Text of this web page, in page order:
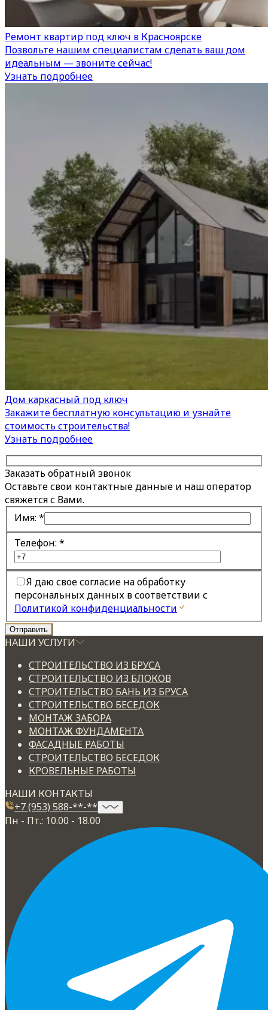
Ремонт квартир под ключ в Красноярске
Позвольте нашим специалистам сделать ваш дом
идеальным — звоните сейчас!
Узнать подробнее
Дом каркасный под ключ
Закажите бесплатную консультацию и узнайте
стоимость строительства!
Узнать подробнее
Заказать обратный звонок
Оставьте свои контактные данные и наш оператор
свяжется с Вами.
Имя: *
Телефон: *
Я даю свое согласие на обработку
персональных данных в соответствии с
Политикой конфиденциальности
НАШИ УСЛУГИ
СТРОИТЕЛЬСТВО ИЗ БРУСА
СТРОИТЕЛЬСТВО ИЗ БЛОКОВ
СТРОИТЕЛЬСТВО БАНЬ ИЗ БРУСА
СТРОИТЕЛЬСТВО БЕСЕДОК
МОНТАЖ ЗАБОРА
МОНТАЖ ФУНДАМЕНТА
ФАСАДНЫЕ РАБОТЫ
СТРОИТЕЛЬСТВО БЕСЕДОК
КРОВЕЛЬНЫЕ РАБОТЫ
НАШИ КОНТАКТЫ
+7 (953) 588-**-**
Пн - Пт.: 10.00 - 18.00